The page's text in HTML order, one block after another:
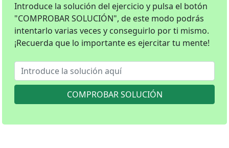
Introduce la solución del ejercicio y pulsa el botón
"COMPROBAR SOLUCIÓN", de este modo podrás
intentarlo varias veces y conseguirlo por ti mismo.
¡Recuerda que lo importante es ejercitar tu mente!
COMPROBAR SOLUCIÓN